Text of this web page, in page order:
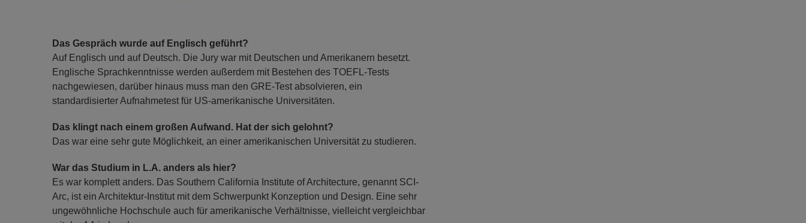
Das Gespräch wurde auf Englisch geführt?
Auf Englisch und auf Deutsch. Die Jury war mit Deutschen und Amerikanern besetzt.
Englische Sprachkenntnisse werden außerdem mit Bestehen des TOEFL-Tests
nachgewiesen, darüber hinaus muss man den GRE-Test absolvieren, ein
standardisierter Aufnahmetest für US-amerikanische Universitäten.
Das klingt nach einem großen Aufwand. Hat der sich gelohnt?
Das war eine sehr gute Möglichkeit, an einer amerikanischen Universität zu studieren.
War das Studium in L.A. anders als hier?
Es war komplett anders. Das Southern California Institute of Architecture, genannt SCI-
Arc, ist ein Architektur-Institut mit dem Schwerpunkt Konzeption und Design. Eine sehr
ungewöhnliche Hochschule auch für amerikanische Verhältnisse, vielleicht vergleichbar